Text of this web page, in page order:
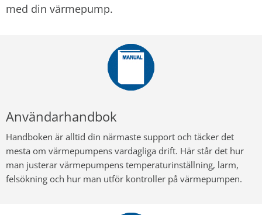
med din värmepump.
Användarhandbok
Handboken är alltid din närmaste support och täcker det
mesta om värmepumpens vardagliga drift. Här står det hur
man justerar värmepumpens temperaturinställning, larm,
felsökning och hur man utför kontroller på värmepumpen.